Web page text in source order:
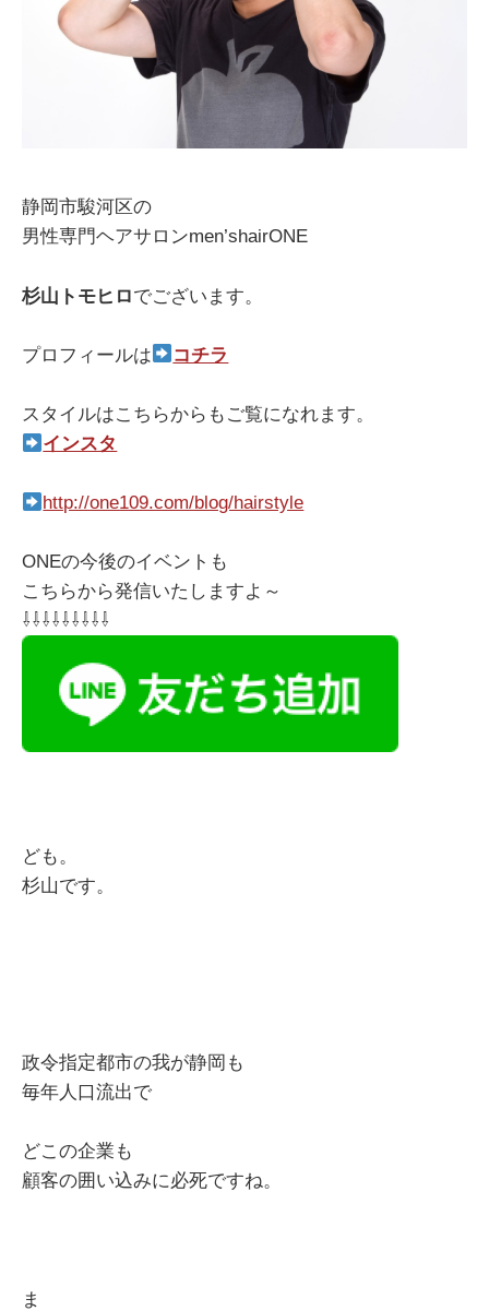
静岡市駿河区の
男性専門ヘアサロンmen’shairONE
杉山トモヒロでございます。
プロフィールは コチラ
スタイルはこちらからもご覧になれます。
インスタ
http://one109.com/blog/hairstyle
ONEの今後のイベントも
こちらから発信いたしますよ～
⇩⇩⇩⇩⇩⇩⇩⇩⇩
ども。
杉山です。
政令指定都市の我が静岡も
毎年人口流出で
どこの企業も
顧客の囲い込みに必死ですね。
ま